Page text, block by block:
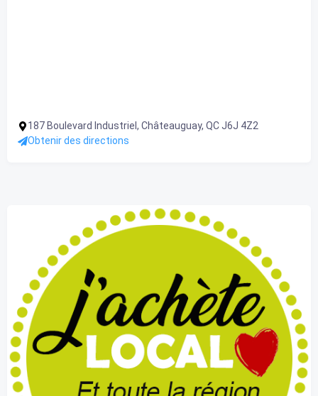
187 Boulevard Industriel, Châteauguay, QC J6J 4Z2
Obtenir des directions